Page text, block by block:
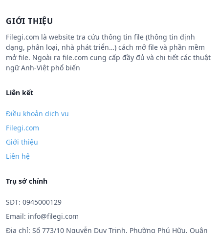
GIỚI THIỆU
Filegi.com là website tra cứu thông tin file (thông tin định
dạng, phân loại, nhà phát triển…) cách mở file và phần mềm
mở file. Ngoài ra file.com cung cấp đầy đủ và chi tiết các thuật
ngữ Anh-Việt phổ biến
Liên kết
Điều khoản dịch vụ
Filegi.com
Giới thiệu
Liên hệ
Trụ sở chính
SĐT: 0945000129
Email: info@filegi.com
Địa chỉ: Số 773/10 Nguyễn Duy Trinh, Phường Phú Hữu, Quận